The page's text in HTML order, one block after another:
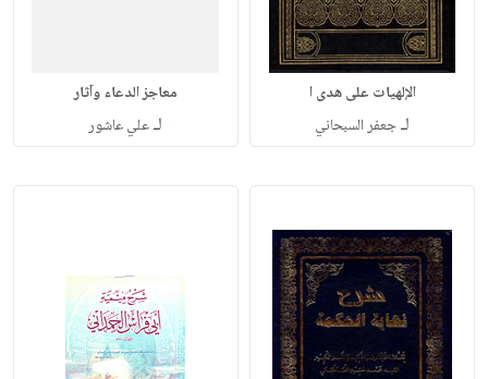
الإلهيات على هدى ا
لـجعفر السبحاني
معاجز الدعاء وآثار
لـعلي عاشور